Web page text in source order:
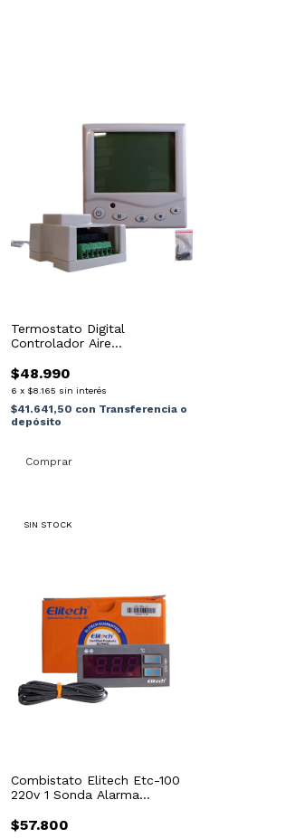
Termostato Digital
Controlador Aire
$48.990
6 x $8.165 sin interés
$41.641,50 con Transferencia o
depósito
SIN STOCK
Combistato Elitech Etc-100
220v 1 Sonda Alarma
$57.800